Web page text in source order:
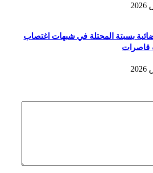
بسبتة المحتلة في شبهات اغتصاب
قاصرات